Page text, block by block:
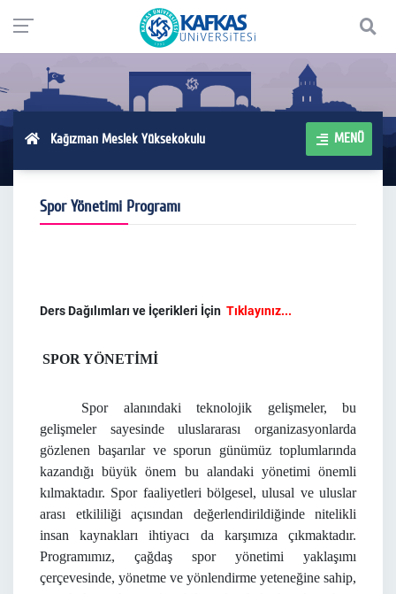
Kağızman Meslek Yüksekokulu MENÜ
Spor Yönetimi Programı
Ders Dağılımları ve İçerikleri İçin Tıklayınız...
SPOR YÖNETİMİ
Spor alanındaki teknolojik gelişmeler, bu
gelişmeler sayesinde uluslararası organizasyonlarda
gözlenen başarılar ve sporun günümüz toplumlarında
kazandığı büyük önem bu alandaki yönetimi önemli
kılmaktadır. Spor faaliyetleri bölgesel, ulusal ve uluslar
arası etkililiği açısından değerlendirildiğinde nitelikli
insan kaynakları ihtiyacı da karşımıza çıkmaktadır.
Programımız, çağdaş spor yönetimi yaklaşımı
çerçevesinde, yönetme ve yönlendirme yeteneğine sahip,